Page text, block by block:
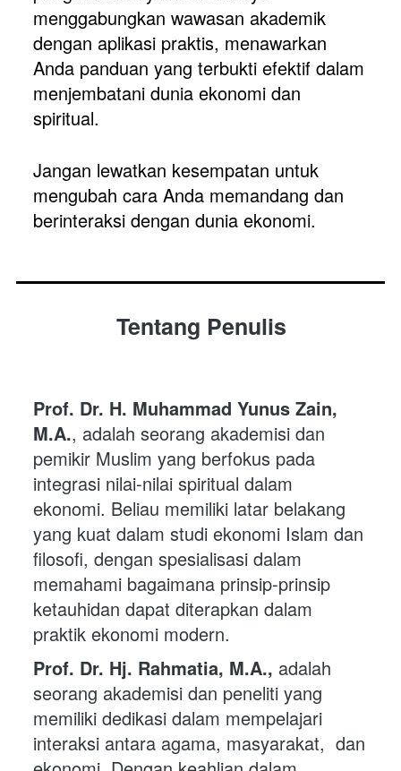
menggabungkan wawasan akademik
dengan aplikasi praktis, menawarkan
Anda panduan yang terbukti efektif dalam
menjembatani dunia ekonomi dan
spiritual.
Jangan lewatkan kesempatan untuk
mengubah cara Anda memandang dan
berinteraksi dengan dunia ekonomi.
Tentang Penulis
Prof. Dr. H. Muhammad Yunus Zain,
M.A., adalah seorang akademisi dan
pemikir Muslim yang berfokus pada
integrasi nilai-nilai spiritual dalam
ekonomi. Beliau memiliki latar belakang
yang kuat dalam studi ekonomi Islam dan
filosofi, dengan spesialisasi dalam
memahami bagaimana prinsip-prinsip
ketauhidan dapat diterapkan dalam
praktik ekonomi modern.
Prof. Dr. Hj. Rahmatia, M.A., adalah
seorang akademisi dan peneliti yang
memiliki dedikasi dalam mempelajari
interaksi antara agama, masyarakat,  dan